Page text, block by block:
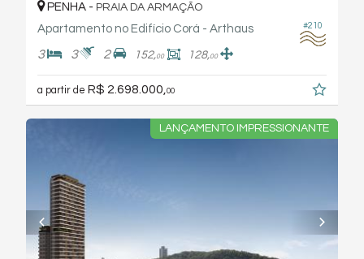
#210
PENHA - PRAIA DA ARMAÇÃO
Apartamento no Edifício Corá - Arthaus
3 3 2 152,00 128,00
a partir de R$ 2.698.000, 00
LANÇAMENTO IMPRESSIONANTE